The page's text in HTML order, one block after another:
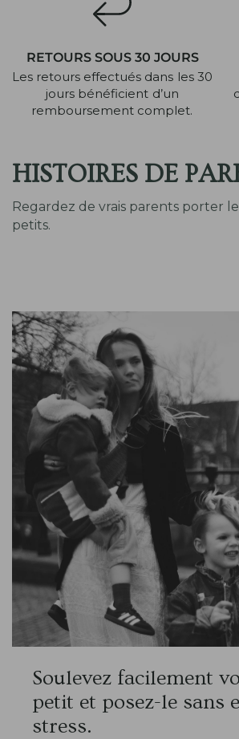
RETOURS SOUS 30 JOURS
Les retours effectués dans les 30
jours bénéficient d’un
remboursement complet.
HISTOIRES DE
Regardez de vrais parents porter
petits.
Soulevez facilement
petit et posez-le sans
stress.